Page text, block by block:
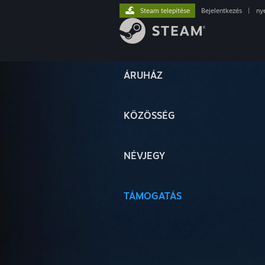
ÁRUHÁZ
KÖZÖSSÉG
NÉVJEGY
TÁMOGATÁS
Steam telepítése Bejelentkezés